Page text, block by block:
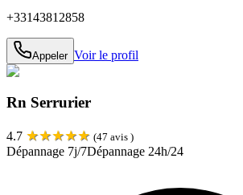
+33143812858
Appeler Voir le profil
Rn Serrurier
4.7 ★★★★★ (47 avis )
Dépannage 7j/7Dépannage 24h/24